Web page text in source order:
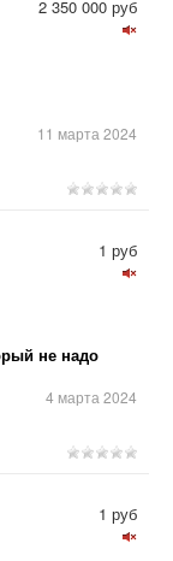
11 марта 2024
2 350 000 руб
не надо
4 марта 2024
1 руб
1 руб